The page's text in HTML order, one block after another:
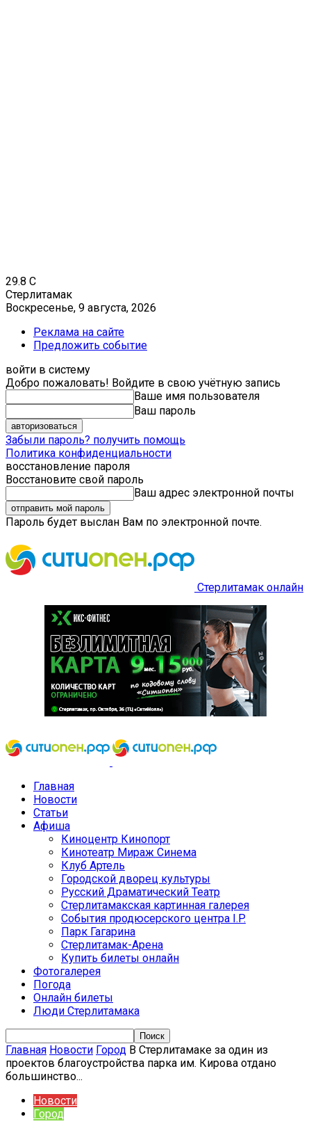
29.8 C
Стерлитамак
Воскресенье, 9 августа, 2026
Реклама на сайте
Предложить событие
войти в систему
Добро пожаловать! Войдите в свою учётную запись
Ваше имя пользователя
Ваш пароль
Забыли пароль? получить помощь
Политика конфиденциальности
восстановление пароля
Восстановите свой пароль
Ваш адрес электронной почты
Пароль будет выслан Вам по электронной почте.
Стерлитамак онлайн
Главная
Новости
Статьи
Афиша
Киноцентр Кинопорт
Кинотеатр Мираж Синема
Клуб Артель
Городской дворец культуры
Русский Драматический Театр
Стерлитамакская картинная галерея
События продюсерского центра I.P.
Парк Гагарина
Стерлитамак-Арена
Купить билеты онлайн
Фотогалерея
Погода
Онлайн билеты
Люди Стерлитамака
Главная Новости Город В Стерлитамаке за один из
проектов благоустройства парка им. Кирова отдано
большинство...
Новости
Город